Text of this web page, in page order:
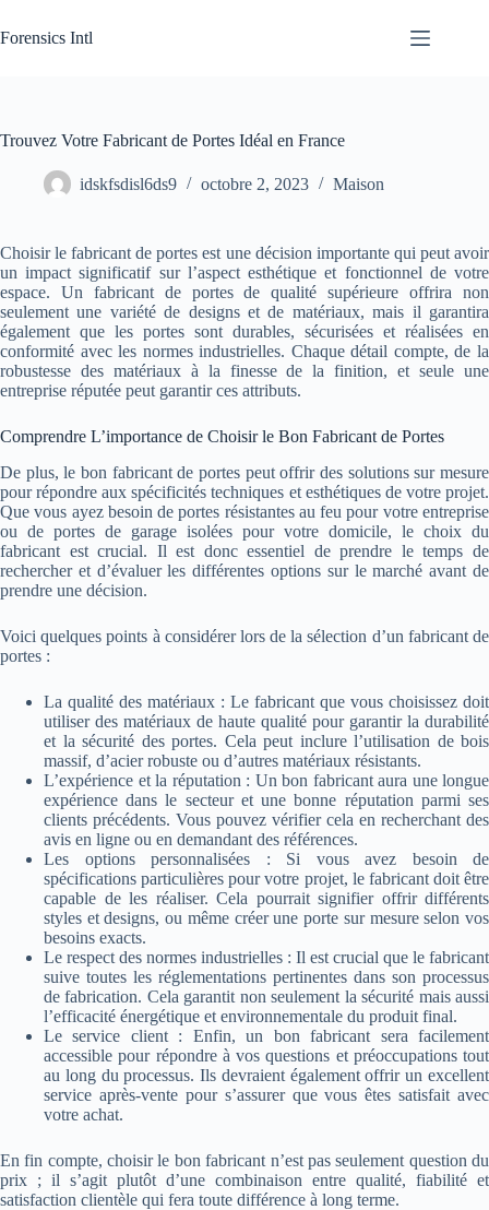
au
contenu
Forensics Intl
Trouvez Votre Fabricant de Portes Idéal en France
idskfsdisl6ds9 octobre 2, 2023 Maison
Choisir le fabricant de portes est une décision importante qui peut avoir
un impact significatif sur l’aspect esthétique et fonctionnel de votre
espace. Un fabricant de portes de qualité supérieure offrira non
seulement une variété de designs et de matériaux, mais il garantira
également que les portes sont durables, sécurisées et réalisées en
conformité avec les normes industrielles. Chaque détail compte, de la
robustesse des matériaux à la finesse de la finition, et seule une
entreprise réputée peut garantir ces attributs.
Comprendre L’importance de Choisir le Bon Fabricant de Portes
De plus, le bon fabricant de portes peut offrir des solutions sur mesure
pour répondre aux spécificités techniques et esthétiques de votre projet.
Que vous ayez besoin de portes résistantes au feu pour votre entreprise
ou de portes de garage isolées pour votre domicile, le choix du
fabricant est crucial. Il est donc essentiel de prendre le temps de
rechercher et d’évaluer les différentes options sur le marché avant de
prendre une décision.
Voici quelques points à considérer lors de la sélection d’un fabricant de
portes :
La qualité des matériaux : Le fabricant que vous choisissez doit
utiliser des matériaux de haute qualité pour garantir la durabilité
et la sécurité des portes. Cela peut inclure l’utilisation de bois
massif, d’acier robuste ou d’autres matériaux résistants.
L’expérience et la réputation : Un bon fabricant aura une longue
expérience dans le secteur et une bonne réputation parmi ses
clients précédents. Vous pouvez vérifier cela en recherchant des
avis en ligne ou en demandant des références.
Les options personnalisées : Si vous avez besoin de
spécifications particulières pour votre projet, le fabricant doit être
capable de les réaliser. Cela pourrait signifier offrir différents
styles et designs, ou même créer une porte sur mesure selon vos
besoins exacts.
Le respect des normes industrielles : Il est crucial que le fabricant
suive toutes les réglementations pertinentes dans son processus
de fabrication. Cela garantit non seulement la sécurité mais aussi
l’efficacité énergétique et environnementale du produit final.
Le service client : Enfin, un bon fabricant sera facilement
accessible pour répondre à vos questions et préoccupations tout
au long du processus. Ils devraient également offrir un excellent
service après-vente pour s’assurer que vous êtes satisfait avec
votre achat.
En fin compte, choisir le bon fabricant n’est pas seulement question du
prix ; il s’agit plutôt d’une combinaison entre qualité, fiabilité et
satisfaction clientèle qui fera toute différence à long terme.